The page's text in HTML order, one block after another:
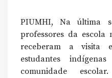
PIUMHI, Na última
professores da escola
receberam a visita
estudantes
comunidade